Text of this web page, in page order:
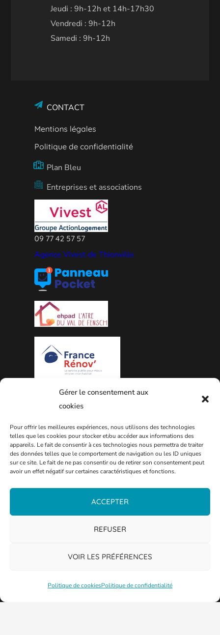
Gérer le consentement aux
cookies
Pour offrir les meilleures expériences, nous utilisons des technologies
telles que les cookies pour stocker et/ou accéder aux informations des
appareils. Le fait de consentir à ces technologies nous permettra de traiter
des données telles que le comportement de navigation ou les ID uniques
sur ce site. Le fait de ne pas consentir ou de retirer son consentement peut
avoir un effet négatif sur certaines caractéristiques et fonctions.
ACCEPTER
REFUSER
VOIR LES PRÉFÉRENCES
Politique de cookiesPolitique de confidentialité
Jeudi : 9h-12h et 14h-17h30
Vendredi : 9h-12h
Samedi : 9h-12h
CONTACT
Mentions légales
Politique de confidentialité
Plan Bleu
Entreprises et associations
09 77 42 57 57
Agence Vivest de Thionville
PLAN DE LA VILLE